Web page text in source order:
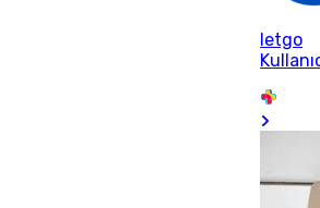
letgo